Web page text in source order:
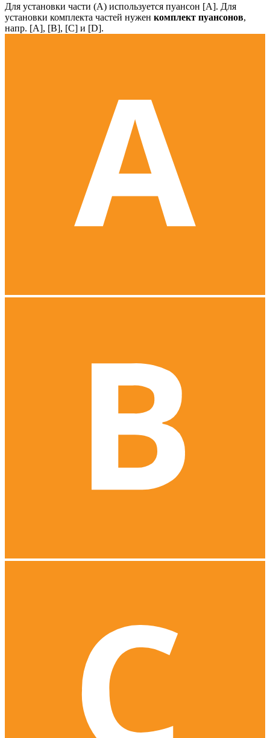
Для установки части (А) используется пуансон [А]. Для
установки комплекта частей нужен комплект пуансонов,
напр. [А], [B], [С] и [D].